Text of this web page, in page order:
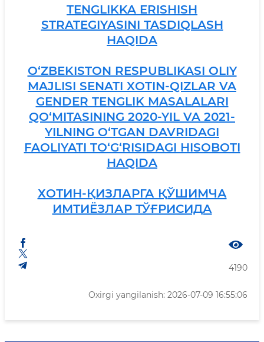
TENGLIKKA ERISHISH
STRATEGIYASINI TASDIQLASH
HAQIDA
O‘ZBEKISTON RESPUBLIKASI OLIY
MAJLISI SENATI XOTIN-QIZLAR VA
GENDER TENGLIK MASALALARI
QO‘MITASINING 2020-YIL VA 2021-
YILNING O‘TGAN DAVRIDAGI
FAOLIYATI TO‘G‘RISIDAGI HISOBOTI
HAQIDA
ХОТИН-ҚИЗЛАРГА ҚЎШИМЧА
ИМТИЁЗЛАР ТЎҒРИСИДА
4190
Oxirgi yangilanish: 2026-07-09 16:55:06